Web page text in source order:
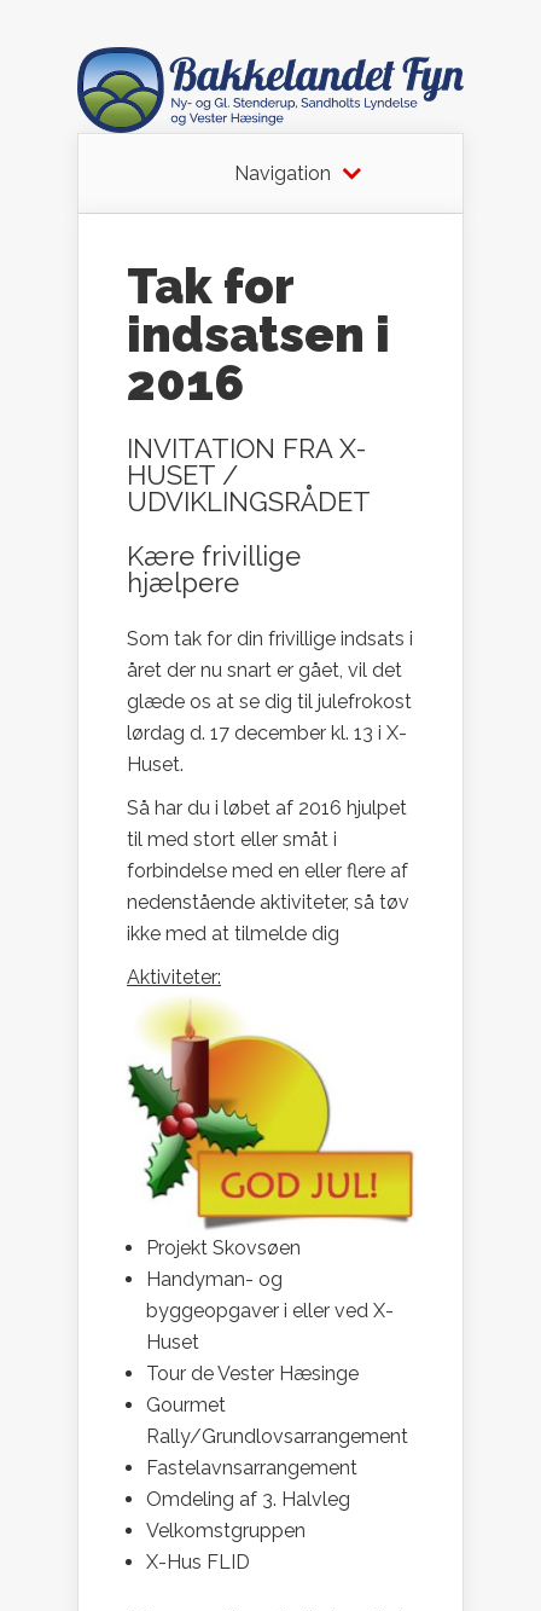
Navigation
Tak for
indsatsen i
2016
INVITATION FRA X-
HUSET /
UDVIKLINGSRÅDET
Kære frivillige
hjælpere
Som tak for din frivillige indsats i
året der nu snart er gået, vil det
glæde os at se dig til julefrokost
lørdag d. 17 december kl. 13 i X-
Huset.
Så har du i løbet af 2016 hjulpet
til med stort eller småt i
forbindelse med en eller flere af
nedenstående aktiviteter, så tøv
ikke med at tilmelde dig
Aktiviteter:
Projekt Skovsøen
Handyman- og
byggeopgaver i eller ved X-
Huset
Tour de Vester Hæsinge
Gourmet
Rally/Grundlovsarrangement
Fastelavnsarrangement
Omdeling af 3. Halvleg
Velkomstgruppen
X-Hus FLID